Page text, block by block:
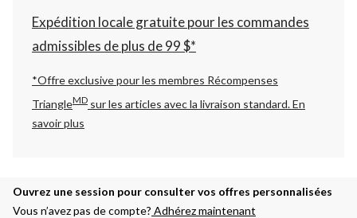
Expédition locale gratuite pour les commandes
admissibles de plus de 99 $*
*Offre exclusive pour les membres Récompenses
TriangleMD sur les articles avec la livraison standard.En
savoir plus
Ouvrez une session pour consulter vos offres personnalisées
Vous n’avez pas de compte? Adhérez maintenant